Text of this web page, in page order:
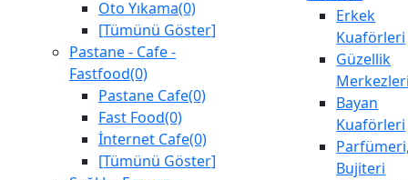
Oto Yıkama(0)
[Tümünü Göster]
Pastane - Cafe -
Fastfood(0)
Pastane Cafe(0)
Fast Food(0)
İnternet Cafe(0)
[Tümünü Göster]
Erkek
Kuaförleri
Güzellik
Bayan
Kuaförleri
Bujiteri